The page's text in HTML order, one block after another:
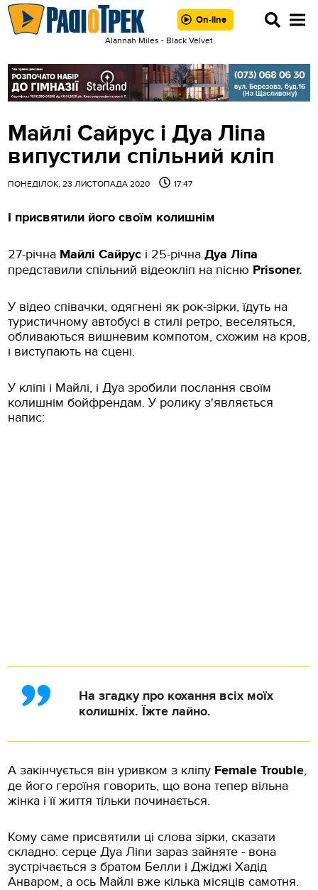
On-line
Alannah Miles - Black Velvet
Майлі Сайрус і Дуа Ліпа
випустили спільний кліп
ПОНЕДІЛОК, 23 ЛИСТОПАДА 2020 17:47
І присвятили його своїм колишнім
27-річна Майлі Сайрус і 25-річнаДуа Ліпа
представили спільний відеокліп на пісню Prisoner.
У відео співачки, одягнені як рок-зірки, їдуть на
туристичному автобусі в стилі ретро, ​​веселяться,
обливаються вишневим компотом, схожим на кров,
і виступають на сцені.
У кліпі і Майлі, і Дуа зробили послання своїм
колишнім бойфрендам.У ролику з'являється
напис:
На згадку про кохання всіх моїх
колишніх. Їжте лайно.
А закінчується він уривком з кліпу Female Trouble,
де його героїня говорить, що вона тепер вільна
жінка і її життя тільки починається.
Кому саме присвятили ці слова зірки, сказати
складно: серце Дуа Ліпи зараз зайняте - вона
зустрічається з братом Белли і Джіджі Хадід
Анваром, а ось Майлі вже кілька місяців самотня.